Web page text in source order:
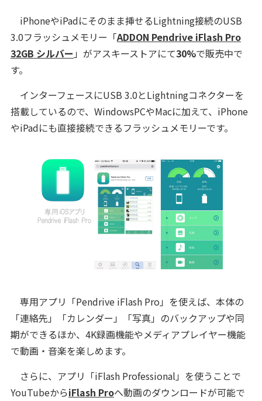
iPhoneやiPadにそのまま挿せるLightning接続のUSB
3.0フラッシュメモリー「ADDON Pendrive iFlash Pro
32GB シルバー 」がアスキーストアにて30%で販売中で
す。
インターフェースにUSB 3.0とLightningコネクターを
搭載しているので、WindowsPCやMacに加えて、iPhone
やiPadにも直接接続できるフラッシュメモリーです。
専用アプリ「Pendrive iFlash Pro」を使えば、本体の
「連絡先」「カレンダー」「写真」のバックアップや同
期ができるほか、4K録画機能やメディアプレイヤー機能
で動画・音楽を楽しめます。
さらに、アプリ「iFlash Professional」を使うことで
YouTubeからiFlash Proへ動画のダウンロードが可能で